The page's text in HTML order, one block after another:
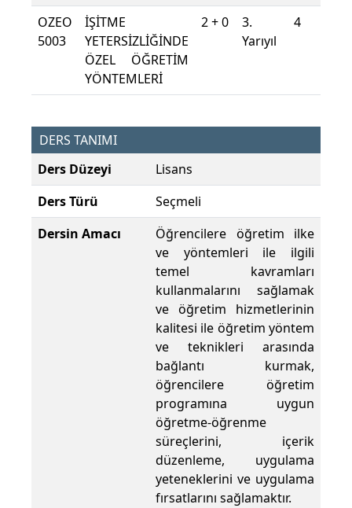
OZEO
5003
İŞİTME
YETERSİZLİĞİNDE
ÖZEL ÖĞRETİM
YÖNTEMLERİ
2 + 0
3.
Yarıyıl
4
DERS TANIMI
Ders Düzeyi
Lisans
Ders Türü
Seçmeli
Dersin Amacı
Öğrencilere öğretim ilke
ve yöntemleri ile ilgili
temel kavramları
kullanmalarını sağlamak
ve öğretim hizmetlerinin
kalitesi ile öğretim yöntem
ve teknikleri arasında
bağlantı kurmak,
öğrencilere öğretim
programına uygun
öğretme-öğrenme
süreçlerini, içerik
düzenleme, uygulama
yeteneklerini ve uygulama
fırsatlarını sağlamaktır.